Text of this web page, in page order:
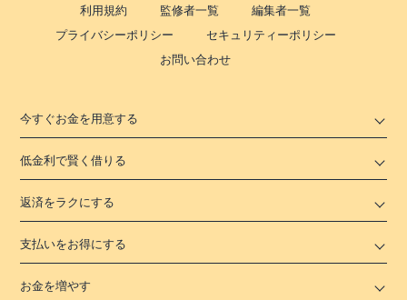
利用規約
監修者一覧
編集者一覧
プライバシーポリシー
セキュリティーポリシー
お問い合わせ
今すぐお金を用意する
低金利で賢く借りる
返済をラクにする
支払いをお得にする
お金を増やす